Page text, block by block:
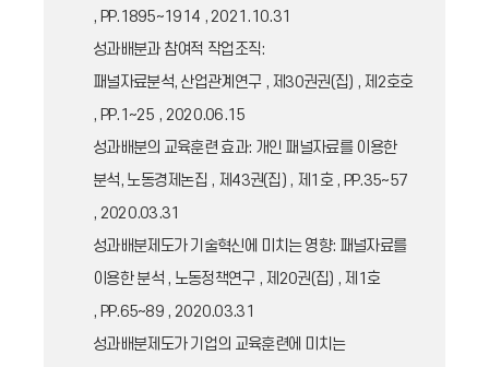
, PP.1895~1914 , 2021.10.31
성과배분과 참여적 작업조직:
패널자료분석, 산업관계연구 , 제30권권(집) , 제2호호
, PP.1~25 , 2020.06.15
성과배분의 교육훈련 효과: 개인 패널자료를 이용한
분석, 노동경제논집 , 제43권(집) , 제1호 , PP.35~57
, 2020.03.31
성과배분제도가 기술혁신에 미치는 영향: 패널자료를
이용한 분석 , 노동정책연구 , 제20권(집) , 제1호
, PP.65~89 , 2020.03.31
성과배분제도가 기업의 교육훈련에 미치는